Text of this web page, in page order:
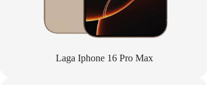
Laga Iphone 16 Pro Max